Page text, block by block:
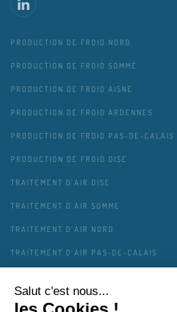
PRODUCTION DE FROID NORD
PRODUCTION DE FROID SOMME
PRODUCTION DE FROID AISNE
PRODUCTION DE FROID ARDENNES
PRODUCTION DE FROID PAS-DE-CALAIS
PRODUCTION DE FROID OISE
TRAITEMENT D'AIR OISE
TRAITEMENT D'AIR SOMME
TRAITEMENT D'AIR NORD
TRAITEMENT D'AIR PAS-DE-CALAIS